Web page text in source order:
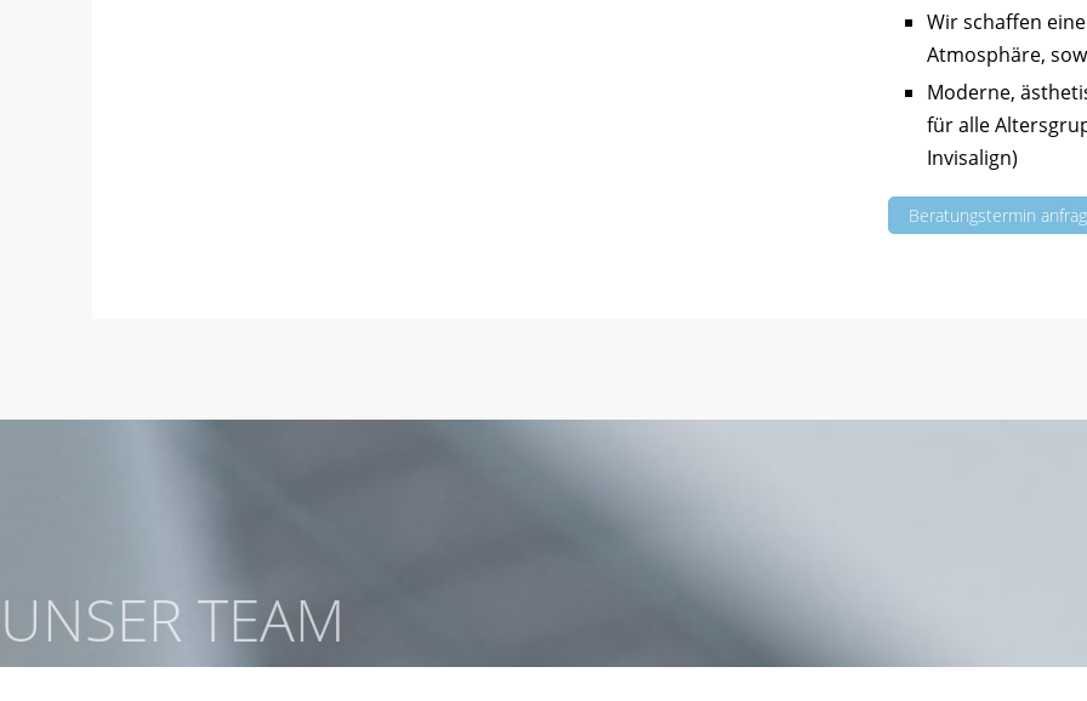
Wir schaffen
Atmosphäre,
Moderne,
für alle
Invisalign)
Beratungstermin
UNSER TEAM